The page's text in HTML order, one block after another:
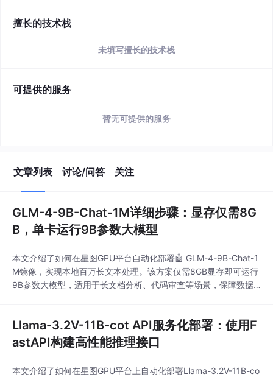
擅长的技术栈
未填写擅长的技术栈
可提供的服务
暂无可提供的服务
文章列表 讨论/问答 关注
GLM-4-9B-Chat-1M详细步骤：显存仅需8G
B，单卡运行9B参数大模型
本文介绍了如何在星图GPU平台自动化部署🤖 GLM-4-9B-Chat-1
M镜像，实现本地百万长文本处理。该方案仅需8GB显存即可运行
9B参数大模型，适用于长文档分析、代码审查等场景，保障数据
Llama-3.2V-11B-cot API服务化部署：使用F
astAPI构建高性能推理接口
本文介绍了如何在星图GPU平台上自动化部署Llama-3.2V-11B-co